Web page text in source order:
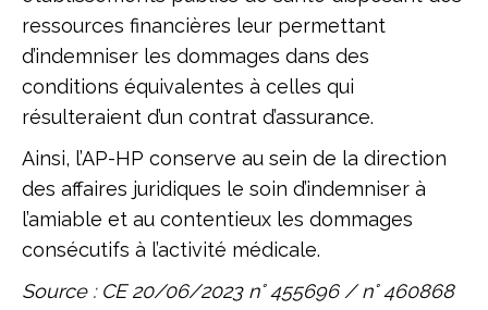
ressources financières leur permettant
d’indemniser les dommages dans des
conditions équivalentes à celles qui
résulteraient d’un contrat d’assurance.
Ainsi, l’AP-HP conserve au sein de la direction
des affaires juridiques le soin d’indemniser à
l’amiable et au contentieux les dommages
consécutifs à l’activité médicale.
Source : CE 20/06/2023 n°455696 / n°460868